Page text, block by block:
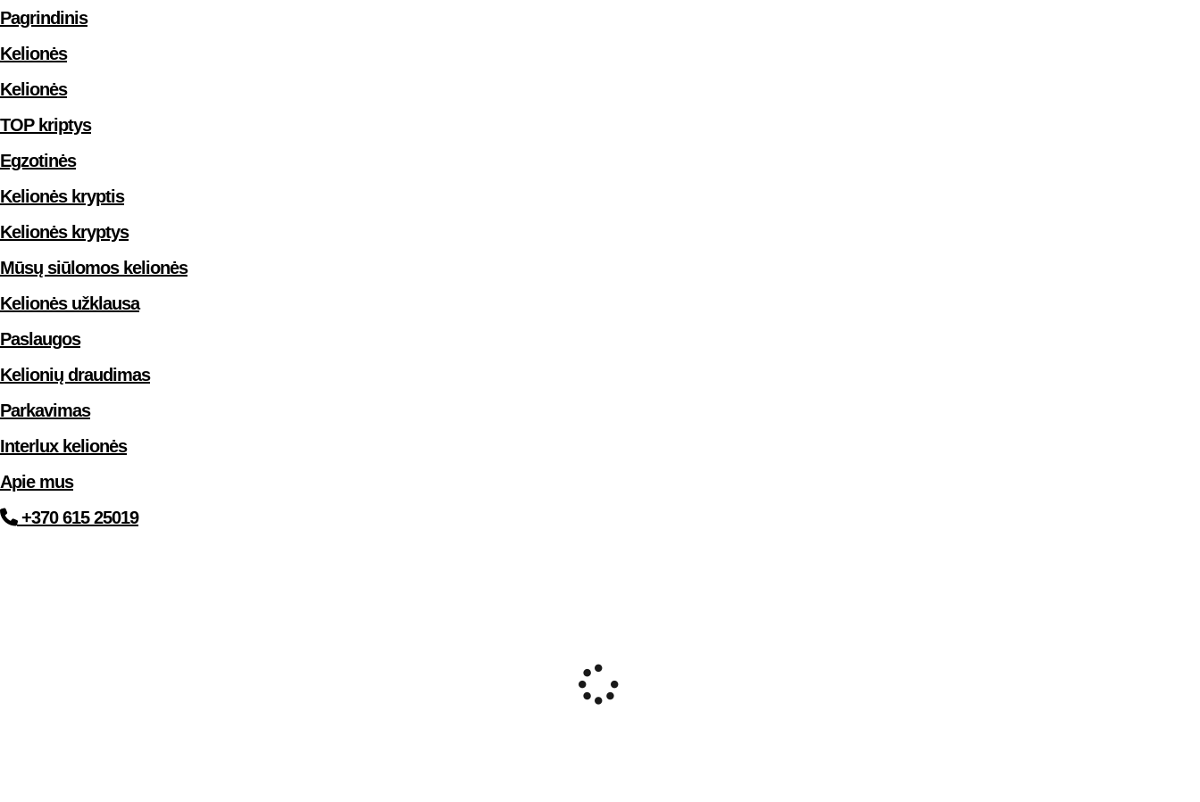
Pagrindinis
Kelionės
Kelionės
TOP kriptys
Egzotinės
Kelionės kryptis
Kelionės kryptys
Mūsų siūlomos kelionės
Kelionės užklausa
Paslaugos
Kelionių draudimas
Parkavimas
Interlux kelionės
Apie mus
+370 615 25019